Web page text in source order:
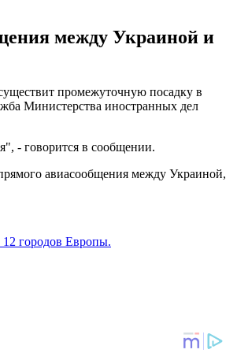
между Украиной и
промежуточную посадку в
Министерства иностранных дел
- говорится в сообщении.
авиасообщения между Украиной,
городов Европы.